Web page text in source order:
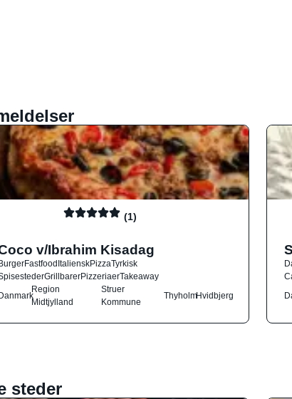
(1)
v/Ibrahim Kisadag
FastfoodItalienskPizzaTyrkisk
GrillbarerPizzeriaerTakeaway
Region
Midtjylland
Struer
Kommune
ThyholmHvidbjerg
steder